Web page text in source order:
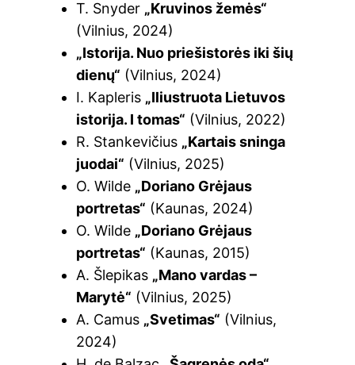
T. Snyder „Kruvinos žemės“
(Vilnius, 2024)
„Istorija. Nuo priešistorės iki šių
dienų“ (Vilnius, 2024)
I. Kapleris „Iliustruota Lietuvos
istorija. I tomas“ (Vilnius, 2022)
R. Stankevičius „Kartais sninga
juodai“ (Vilnius, 2025)
O. Wilde „Doriano Grėjaus
portretas“ (Kaunas, 2024)
O. Wilde „Doriano Grėjaus
portretas“ (Kaunas, 2015)
A. Šlepikas „Mano vardas –
Marytė“ (Vilnius, 2025)
A. Camus „Svetimas“ (Vilnius,
2024)